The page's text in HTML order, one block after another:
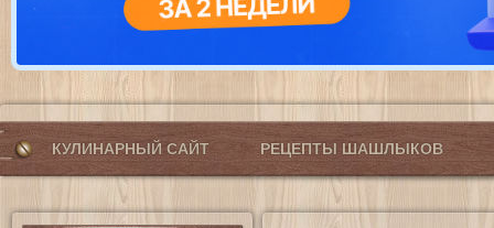
КУЛИНАРНЫЙ САЙТ РЕЦЕПТЫ ШАШЛЫКОВ